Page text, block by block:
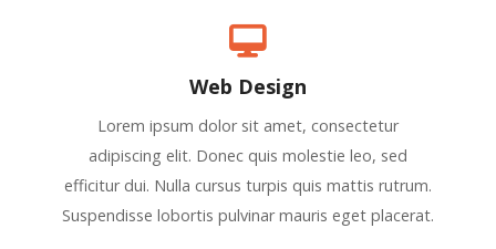
Web Design
Lorem ipsum dolor sit amet, consectetur
adipiscing elit. Donec quis molestie leo, sed
efficitur dui. Nulla cursus turpis quis mattis rutrum.
Suspendisse lobortis pulvinar mauris eget placerat.